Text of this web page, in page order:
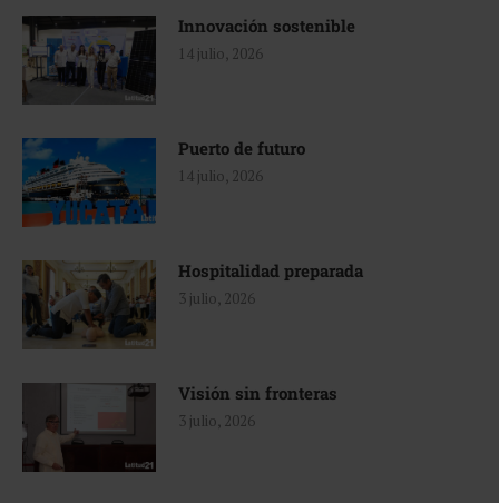
Innovación sostenible
14 julio, 2026
Puerto de futuro
14 julio, 2026
Hospitalidad preparada
3 julio, 2026
Visión sin fronteras
3 julio, 2026